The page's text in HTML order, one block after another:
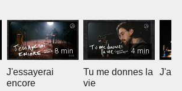
8 min
J'essayerai
encore
4 min
Tu me donnes la
vie
J'ai